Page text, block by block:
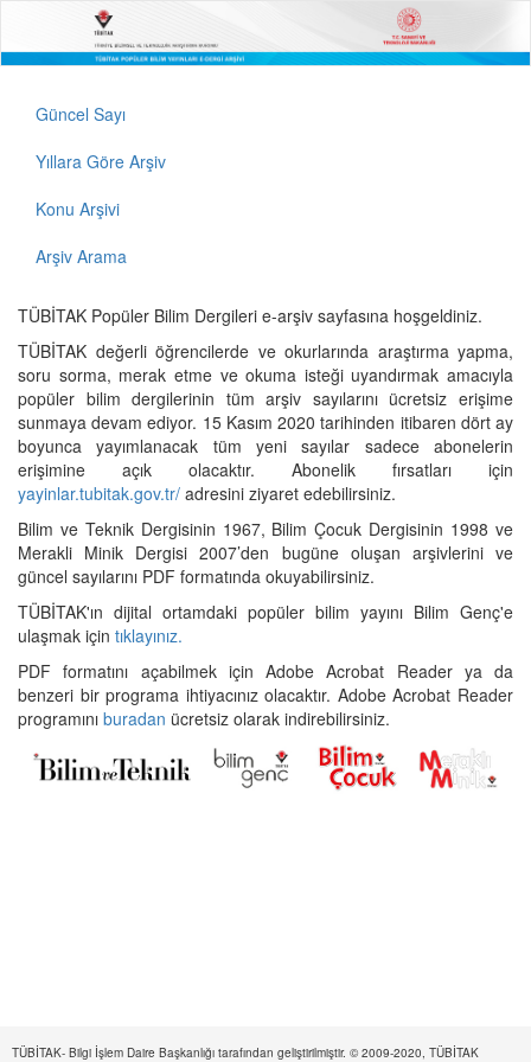
Güncel Sayı
Yıllara Göre Arşiv
Konu Arşivi
Arşiv Arama
TÜBİTAK Popüler Bilim Dergileri e-arşiv sayfasına hoşgeldiniz.
TÜBİTAK değerli öğrencilerde ve okurlarında araştırma yapma,
soru sorma, merak etme ve okuma isteği uyandırmak amacıyla
popüler bilim dergilerinin tüm arşiv sayılarını ücretsiz erişime
sunmaya devam ediyor. 15 Kasım 2020 tarihinden itibaren dört ay
boyunca yayımlanacak tüm yeni sayılar sadece abonelerin
erişimine açık olacaktır. Abonelik fırsatları için
yayinlar.tubitak.gov.tr/ adresini ziyaret edebilirsiniz.
Bilim ve Teknik Dergisinin 1967, Bilim Çocuk Dergisinin 1998 ve
Merakli Minik Dergisi 2007’den bugüne oluşan arşivlerini ve
güncel sayılarını PDF formatında okuyabilirsiniz.
TÜBİTAK'ın dijital ortamdaki popüler bilim yayını Bilim Genç'e
ulaşmak için tıklayınız.
PDF formatını açabilmek için Adobe Acrobat Reader ya da
benzeri bir programa ihtiyacınız olacaktır. Adobe Acrobat Reader
programını buradan ücretsiz olarak indirebilirsiniz.
TÜBİTAK- Bilgi İşlem Daire Başkanlığı tarafından geliştirilmiştir. © 2009-2020, TÜBİTAK